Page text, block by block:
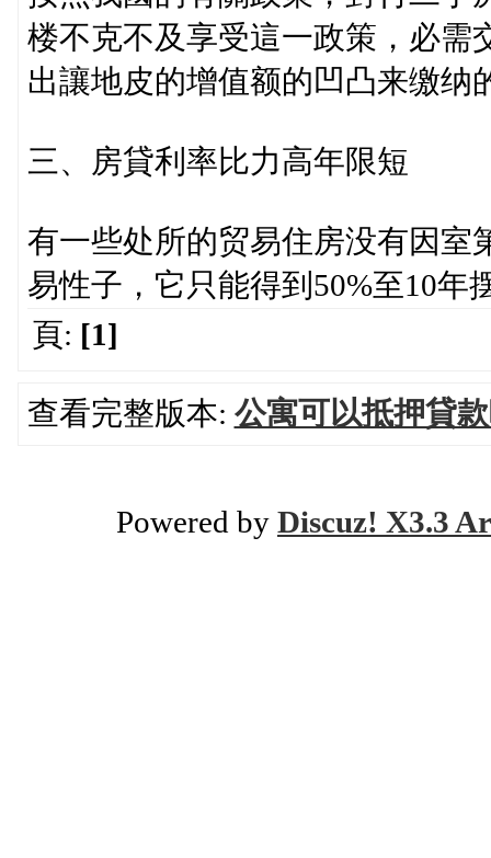
楼不克不及享受這一政策，必需
出讓地皮的增值额的凹凸来缴纳
三、房貸利率比力高年限短
有一些处所的贸易住房没有因室
易性子，它只能得到50%至10年
頁: [1]
查看完整版本: 公寓可以抵押貸
Powered by Discuz! X3.3